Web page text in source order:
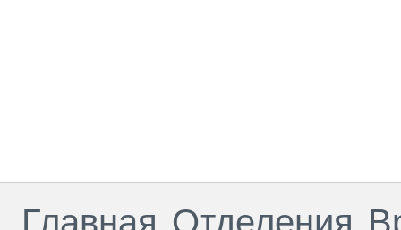
Главная Отделения